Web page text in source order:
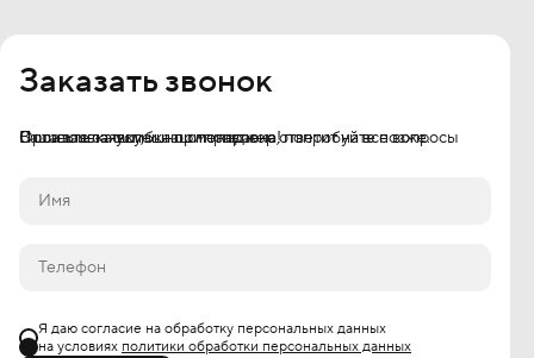
Заказать звонок
Оставьте заявку, и наш менеджер ответит на все вопросы
Я даю согласие на обработку персональных данных
на условиях политики обработки персональных данных
Ваша заявка успешно отправлена!
Произошла ошибка при отправке, попробуйте позже.